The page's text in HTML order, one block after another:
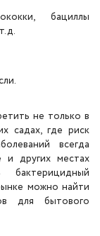
бациллы
не только в
садах, где риск
всегда
и других местах
можно найти
для бытового